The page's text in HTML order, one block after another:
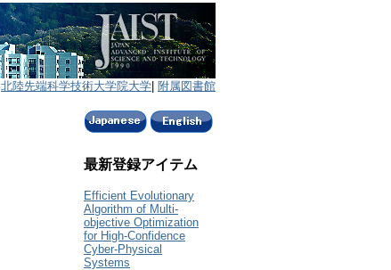
北陸先端科学技術大学院大学 附属図書館
最新登録アイテム
Efficient Evolutionary
Algorithm of Multi-
objective Optimization
for High-Confidence
Cyber-Physical
Systems